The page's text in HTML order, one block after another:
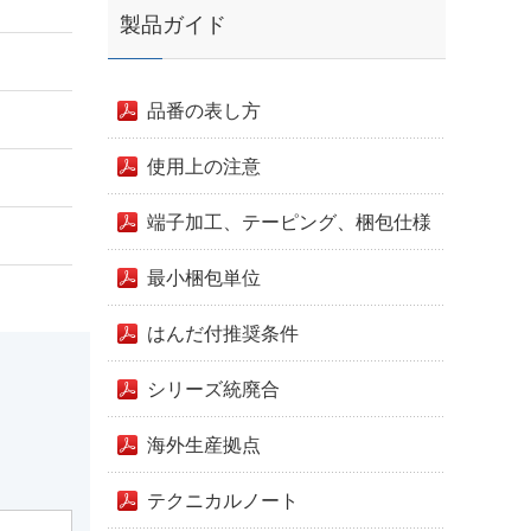
製品ガイド
品番の表し方
使用上の注意
端子加工、テーピング、梱包仕様
最小梱包単位
はんだ付推奨条件
シリーズ統廃合
海外生産拠点
テクニカルノート